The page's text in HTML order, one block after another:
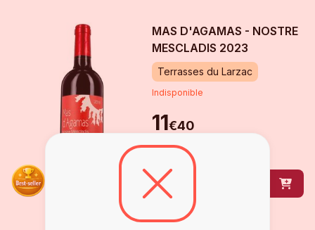
MAS D'AGAMAS - NOSTRE
MESCLADIS 2023
Terrasses du Larzac
Indisponible
11€40